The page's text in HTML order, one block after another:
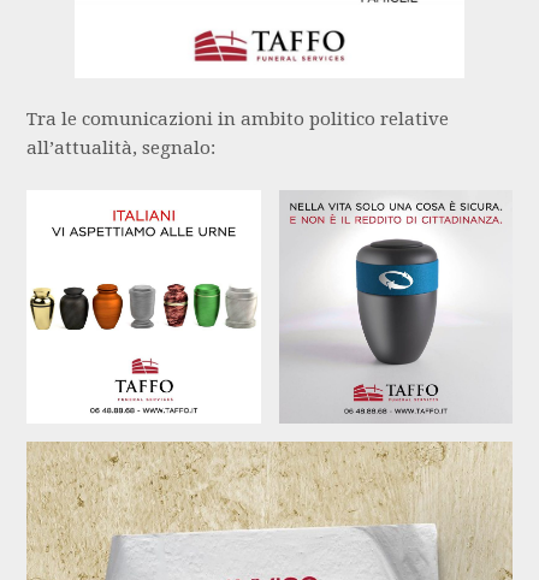
Tra le comunicazioni in ambito politico relative
all’attualità, segnalo: